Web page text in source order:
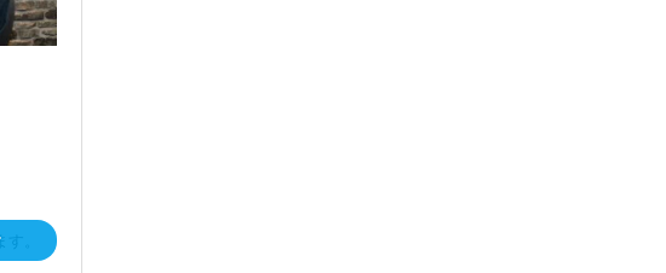
めて
。